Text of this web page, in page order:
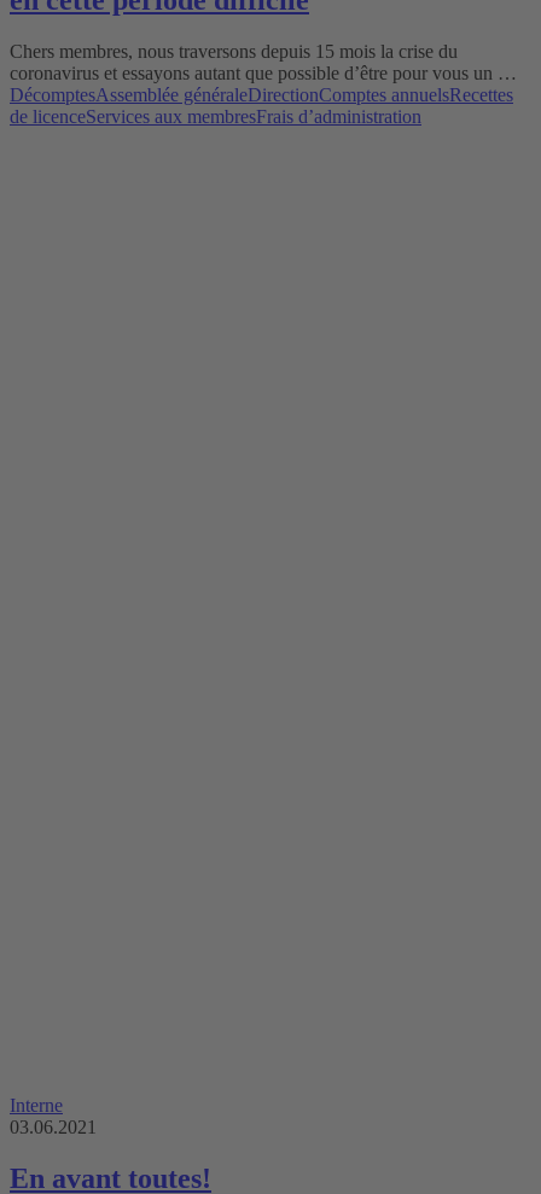
Chers membres, nous traversons depuis 15 mois la crise du
coronavirus et essayons autant que possible d’être pour vous un …
DécomptesAssemblée généraleDirectionComptes annuelsRecettes
de licenceServices aux membresFrais d’administration
Interne
03.06.2021
En avant toutes!